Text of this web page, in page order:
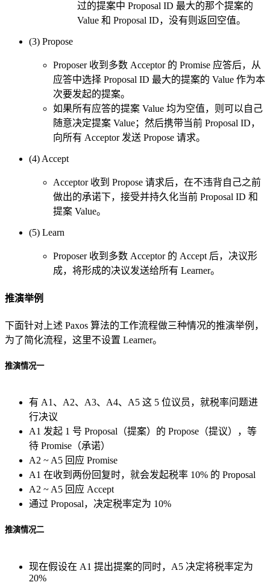
过的提案中 Proposal ID 最大的那个提案的
Value 和 Proposal ID，没有则返回空值。
(3) Propose
Proposer 收到多数 Acceptor 的 Promise 应答后，从
应答中选择 Proposal ID 最大的提案的 Value 作为本
次要发起的提案。
如果所有应答的提案 Value 均为空值，则可以自己
随意决定提案 Value；然后携带当前 Proposal ID，
向所有 Acceptor 发送 Propose 请求。
(4) Accept
Acceptor 收到 Propose 请求后，在不违背自己之前
做出的承诺下，接受并持久化当前 Proposal ID 和
提案 Value。
(5) Learn
Proposer 收到多数 Acceptor 的 Accept 后，决议形
成，将形成的决议发送给所有 Learner。
推演举例
下面针对上述 Paxos 算法的工作流程做三种情况的推演举例，
为了简化流程，这里不设置 Learner。
推演情况一
有 A1、A2、A3、A4、A5 这 5 位议员，就税率问题进
行决议
A1 发起 1 号 Proposal（提案）的 Propose（提议），等
待 Promise（承诺）
A2 ~ A5 回应 Promise
A1 在收到两份回复时，就会发起税率 10% 的 Proposal
A2 ~ A5 回应 Accept
通过 Proposal，决定税率定为 10%
推演情况二
现在假设在 A1 提出提案的同时，A5 决定将税率定为
20%